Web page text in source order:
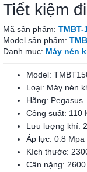
Tiết kiệm
Mã sản phẩm: TMBT-
Model sản phẩm:
Danh mục: Máy nén
Model:
Loại: Máy nén
Hãng: Pegasus
Công suất: 110
Lưu lượng khí:
Áp lực: 0.8 Mpa
Kích thước:
Cân nặng: 2600